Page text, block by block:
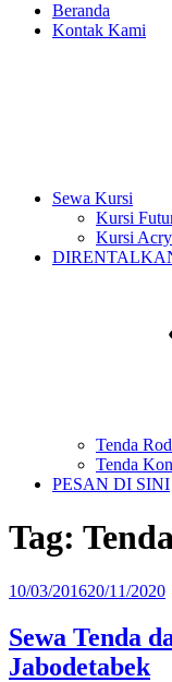
Beranda
Kontak Kami
Sewa Kursi
Kursi
Kursi
Tenda
Tenda
PESAN DI SINI
Tag:
Diposkan
10/03/201620/11/2020
Sewa Tenda
Jabodetabek